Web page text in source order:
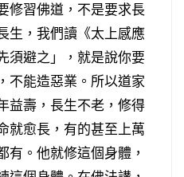
修習佛道，不是要求長
生，我們讀《太上感應
須避之」，就是說你要
不能造惡業。所以道家
益壽，長生不老，修得
就愈長，有的甚至上萬
有。他就修這個身體，